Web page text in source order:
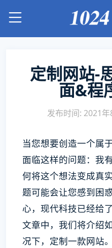
定制网站-
面&程
发布时间: 2021
当您想要创造一个属
面临这样的问题：我
何将这个想法变成真
题可能会让您感到困
心，现代科技已经给
文章中，我们将介绍
况下，定制一款网站。